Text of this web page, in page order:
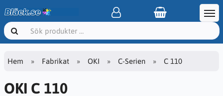
Hem Fabrikat OKI C-Serien C 110
OKI C 110